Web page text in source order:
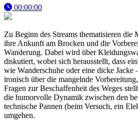
00:00:00
Zu Beginn des Streams thematisieren die
ihre Ankunft am Brocken und die
Wanderung. Dabei wird über
diskutiert, wobei sich herausstellt, dass
wie Wanderschuhe oder eine dicke Jacke
ironisch über die mangelnde
Fragen zur Beschaffenheit des Weges
die humorvolle Dynamik zwischen den
technische Pannen (beim Versuch, ein
umgehen.